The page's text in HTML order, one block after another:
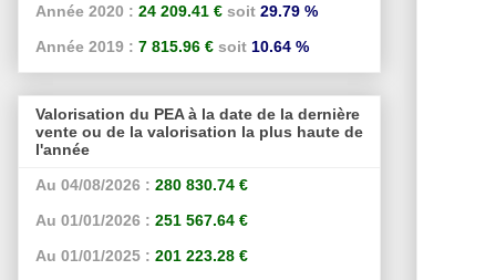
Année 2020 : 24 209.41 € soit 29.79 %
Année 2019 : 7 815.96 € soit 10.64 %
Valorisation du PEA à la date de la dernière
vente ou de la valorisation la plus haute de
l'année
Au 04/08/2026 : 280 830.74 €
Au 01/01/2026 : 251 567.64 €
Au 01/01/2025 : 201 223.28 €